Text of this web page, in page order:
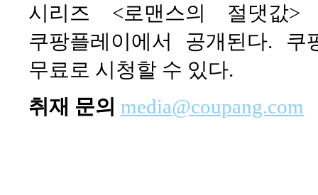
시리즈 <로맨스의 절댓값
쿠팡플레이에서 공개된다.
무료로 시청할 수 있다.
취재 문의 media@coupang.com